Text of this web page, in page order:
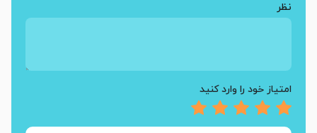
نظر
امتیاز خود را وارد کنید